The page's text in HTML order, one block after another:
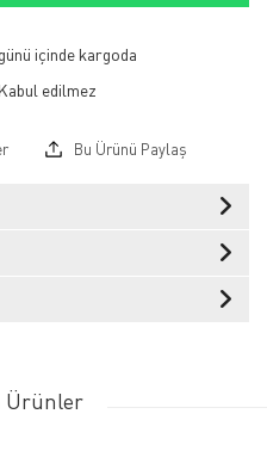
içinde kargoda
Bu Ürünü Paylaş
Ürünler